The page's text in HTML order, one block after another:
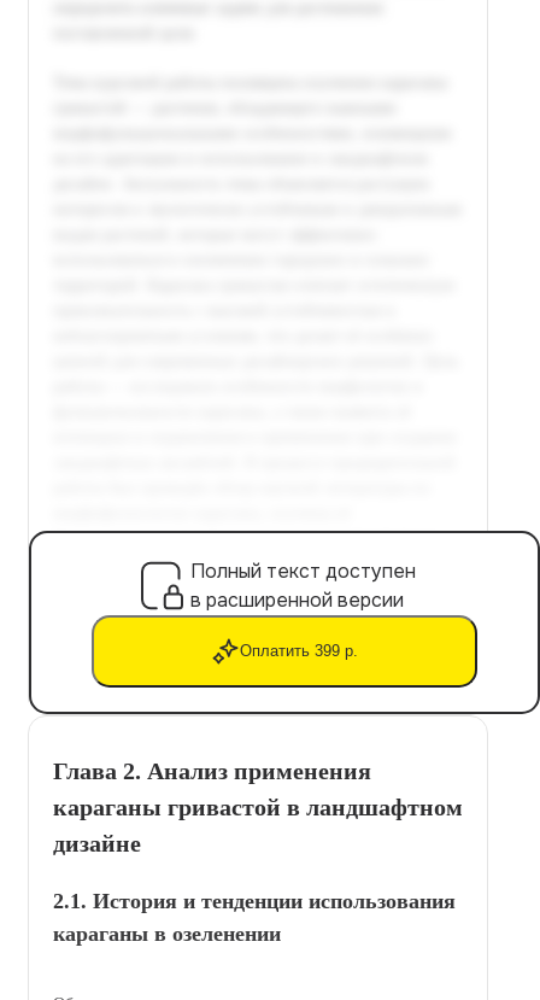
Полный текст доступен
в расширенной версии
Оплатить 399 р.
Глава 2. Анализ применения
караганы гривастой в ландшафтном
дизайне
2.1. История и тенденции использования
караганы в озеленении